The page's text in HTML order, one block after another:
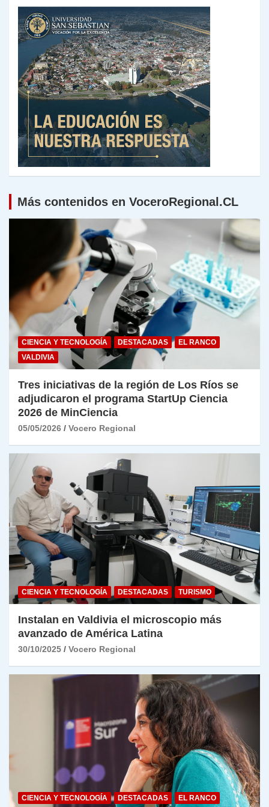
Más contenidos en VoceroRegional.CL
CIENCIA Y TECNOLOGÍA DESTACADAS
EL RANCO
VALDIVIA
Tres iniciativas de la región de Los Ríos se
adjudicaron el programa StartUp Ciencia
2026 de MinCiencia
05/05/2026 Vocero Regional
CIENCIA Y TECNOLOGÍA DESTACADAS TURISMO
Instalan en Valdivia el microscopio más
avanzado de América Latina
30/10/2025 Vocero Regional
CIENCIA Y TECNOLOGÍA DESTACADAS EL RANCO